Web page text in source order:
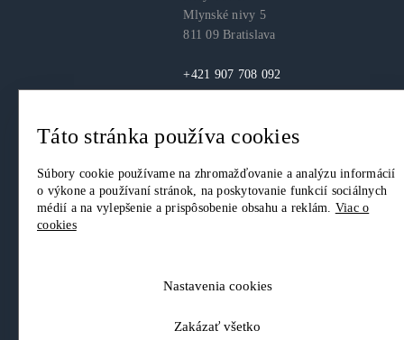
Mlynské nivy 5
811 09 Bratislava
+421 907 708 092
itas@itas.sk
facebookyoutubeLinkedIn
© 2026. IT Asociácia Slovenska. Všetky práva vyhradené.
Táto stránka používa cookies
Súbory cookie používame na zhromažďovanie a analýzu informácií
o výkone a používaní stránok, na poskytovanie funkcií sociálnych
médií a na vylepšenie a prispôsobenie obsahu a reklám. Viac o
cookies
Nastavenia cookies
Zakázať všetko